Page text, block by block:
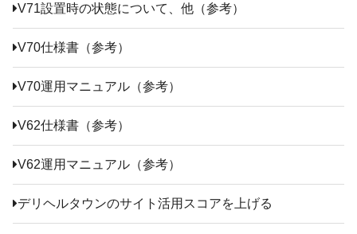
V71設置時の状態について、他（参考）
V70仕様書（参考）
V70運用マニュアル（参考）
V62仕様書（参考）
V62運用マニュアル（参考）
デリヘルタウンのサイト活用スコアを上げる